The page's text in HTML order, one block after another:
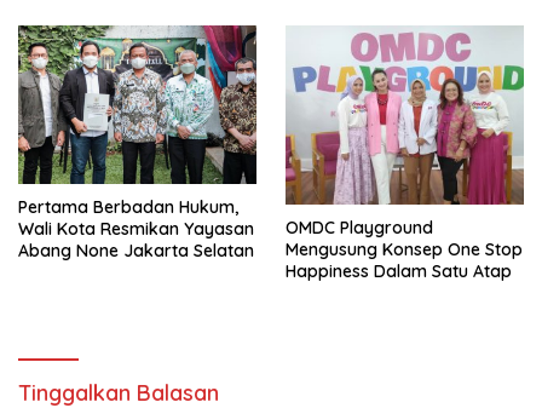
Pertama Berbadan Hukum,
Wali Kota Resmikan Yayasan
Abang None Jakarta Selatan
OMDC Playground
Mengusung Konsep One Stop
Happiness Dalam Satu Atap
Tinggalkan Balasan